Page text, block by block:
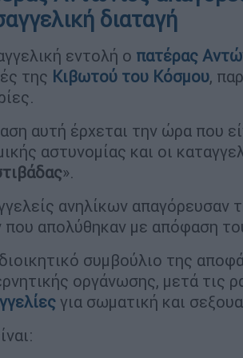
διαταγή
εντολή ο πατέρας
της Κιβωτού του Κόσμου,
αυτή έρχεται την ώρα που
αστυνομίας και οι
».
ανηλίκων απαγόρευσαν
απολύθηκαν με απόφαση
συμβούλιο της
οργάνωσης, μετά τις
για σωματική και